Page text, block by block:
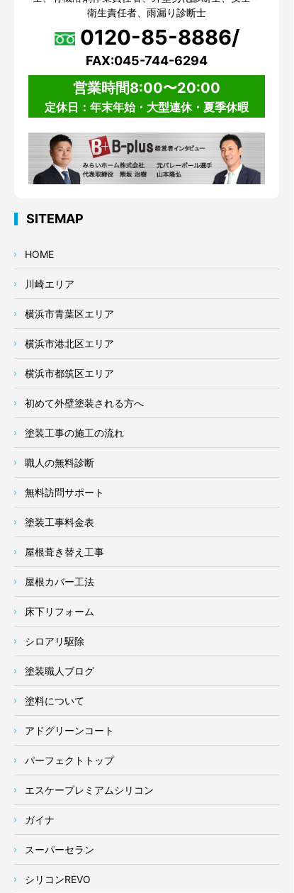
衛生責任者、雨漏り診断士
0120-85-8886/
FAX:045-744-6294
営業時間8:00〜20:00
定休日：年末年始・大型連休・夏季休暇
SITEMAP
HOME
川崎エリア
横浜市青葉区エリア
横浜市港北区エリア
横浜市都筑区エリア
初めて外壁塗装される方へ
塗装工事の施工の流れ
職人の無料診断
無料訪問サポート
塗装工事料金表
屋根葺き替え工事
屋根カバー工法
床下リフォーム
シロアリ駆除
塗装職人ブログ
塗料について
アドグリーンコート
パーフェクトトップ
エスケープレミアムシリコン
ガイナ
スーパーセラン
シリコンREVO